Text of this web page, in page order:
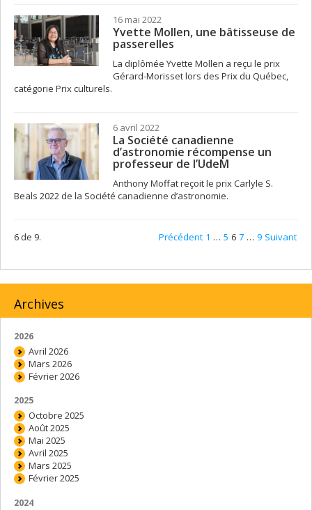
16 mai 2022
Yvette Mollen, une bâtisseuse de
passerelles
La diplômée Yvette Mollen a reçu le prix
Gérard-Morisset lors des Prix du Québec,
catégorie Prix culturels.
6 avril 2022
La Société canadienne
d’astronomie récompense un
professeur de l’UdeM
Anthony Moffat reçoit le prix Carlyle S.
Beals 2022 de la Société canadienne d’astronomie.
6 de 9. Précédent 1 … 5 6 7 … 9 Suivant
Archives
2026
Avril 2026
Mars 2026
Février 2026
2025
Octobre 2025
Août 2025
Mai 2025
Avril 2025
Mars 2025
Février 2025
2024